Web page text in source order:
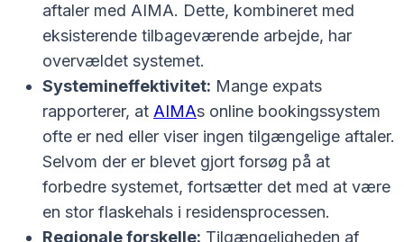
aftaler med AIMA. Dette, kombineret med
eksisterende tilbageværende arbejde, har
overvældet systemet.
Systemineffektivitet: Mange expats
rapporterer, at AIMAs online bookingssystem
ofte er ned eller viser ingen tilgængelige aftaler.
Selvom der er blevet gjort forsøg på at
forbedre systemet, fortsætter det med at være
en stor flaskehals i residensprocessen.
Regionale forskelle: Tilgængeligheden af